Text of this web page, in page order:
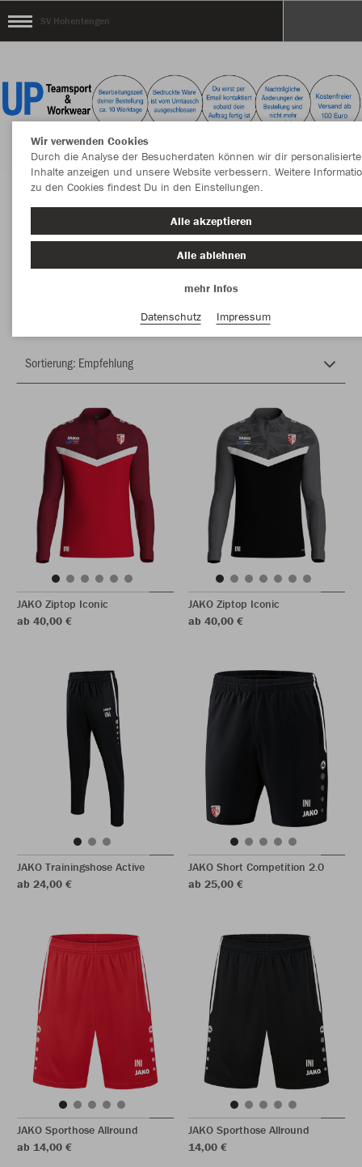
SV Hohentengen
Herzlich Willkommen im Teamshop SV
Hohentengen
JAKO Ziptop Iconic
ab 40,00 €
JAKO Ziptop Iconic
ab 40,00 €
JAKO Trainingshose Active
ab 24,00 €
JAKO Short Competition 2.0
ab 25,00 €
JAKO Sporthose Allround
ab 14,00 €
JAKO Sporthose Allround
14,00 €
Wir verwenden Cookies
Durch die Analyse der Besucherdaten können wir dir personalisierte
Inhalte anzeigen und unsere Website verbessern. Weitere
zu den Cookies findest Du in den Einstellungen.
Alle akzeptieren
Alle ablehnen
mehr Infos
Datenschutz
Impressum